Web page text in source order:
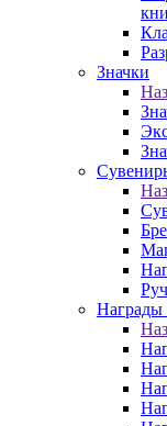
Значки
Награды